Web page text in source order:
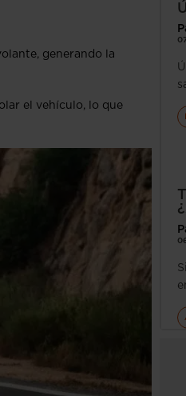
generando la
el vehículo, lo que